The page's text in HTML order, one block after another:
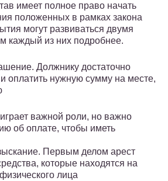
имеет полное право начать
положенных в рамках закона
могут развиваться двумя
каждый из них подробнее.
Должнику достаточно
и оплатить нужную сумму на месте,
важной роли, но важно
об оплате, чтобы иметь
Первым делом арест
которые находятся на
лица